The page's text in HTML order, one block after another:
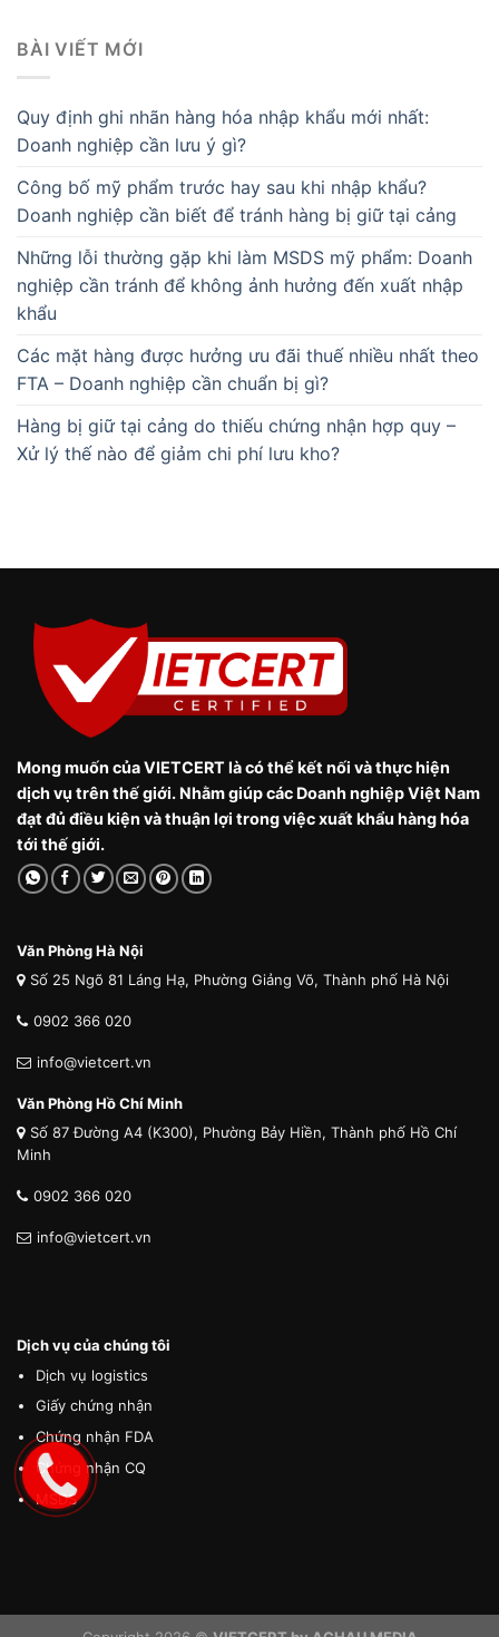
BÀI VIẾT MỚI
Quy định ghi nhãn hàng hóa nhập khẩu mới nhất:
Doanh nghiệp cần lưu ý gì?
Công bố mỹ phẩm trước hay sau khi nhập khẩu?
Doanh nghiệp cần biết để tránh hàng bị giữ tại cảng
Những lỗi thường gặp khi làm MSDS mỹ phẩm: Doanh
nghiệp cần tránh để không ảnh hưởng đến xuất nhập
khẩu
Các mặt hàng được hưởng ưu đãi thuế nhiều nhất theo
FTA – Doanh nghiệp cần chuẩn bị gì?
Hàng bị giữ tại cảng do thiếu chứng nhận hợp quy –
Xử lý thế nào để giảm chi phí lưu kho?
Mong muốn của VIETCERT là có thể kết nối và thực hiện
dịch vụ trên thế giới. Nhằm giúp các Doanh nghiệp Việt Nam
đạt đủ điều kiện và thuận lợi trong việc xuất khẩu hàng hóa
tới thế giới.
Văn Phòng Hà Nội
Số 25 Ngõ 81 Láng Hạ, Phường Giảng Võ, Thành phố Hà Nội
0902 366 020
info@vietcert.vn
Văn Phòng Hồ Chí Minh
Số 87 Đường A4 (K300), Phường Bảy Hiền, Thành phố Hồ Chí
Minh
0902 366 020
info@vietcert.vn
Dịch vụ của chúng tôi
Dịch vụ logistics
Giấy chứng nhận
Chứng nhận FDA
Chứng nhận CQ
MSDS